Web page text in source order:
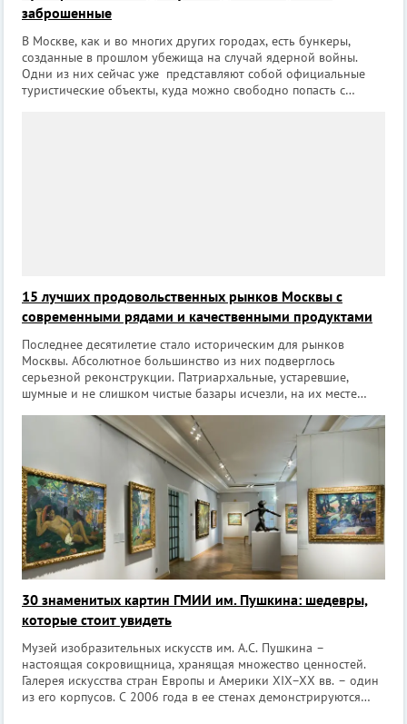
заброшенные
В Москве, как и во многих других городах, есть бункеры,
созданные в прошлом убежища на случай ядерной войны.
Одни из них сейчас уже представляют собой официальные
туристические объекты, куда можно свободно попасть с
15 лучших продовольственных рынков Москвы с
современными рядами и качественными продуктами
Последнее десятилетие стало историческим для рынков
Москвы. Абсолютное большинство из них подверглось
серьезной реконструкции. Патриархальные, устаревшие,
шумные и не слишком чистые базары исчезли, на их месте
светлыми торговыми рядами, уютным
30 знаменитых картин ГМИИ им. Пушкина: шедевры,
которые стоит увидеть
Музей изобразительных искусств им. А.С. Пушкина –
настоящая сокровищница, хранящая множество ценностей.
Галерея искусства стран Европы и Америки XIX–XX вв. – один
из его корпусов. С 2006 года в ее стенах демонстрируются